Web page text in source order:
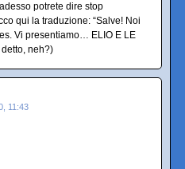
potrete dire stop
qui la traduzione: “Salve! Noi
Vi presentiamo… ELIO E LE
detto, neh?)
11:43